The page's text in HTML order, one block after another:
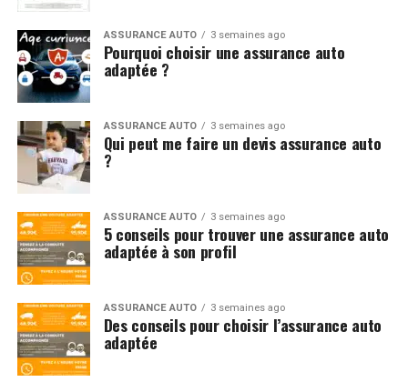
ASSURANCE AUTO 3 semaines ago
Pourquoi choisir une assurance auto
adaptée ?
ASSURANCE AUTO 3 semaines ago
Qui peut me faire un devis assurance auto
?
ASSURANCE AUTO 3 semaines ago
5 conseils pour trouver une assurance auto
adaptée à son profil
ASSURANCE AUTO 3 semaines ago
Des conseils pour choisir l’assurance auto
adaptée